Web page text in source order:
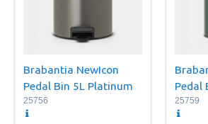
Brabantia NewIcon
Pedal Bin 5L Platinum
25756
Pedal
25759